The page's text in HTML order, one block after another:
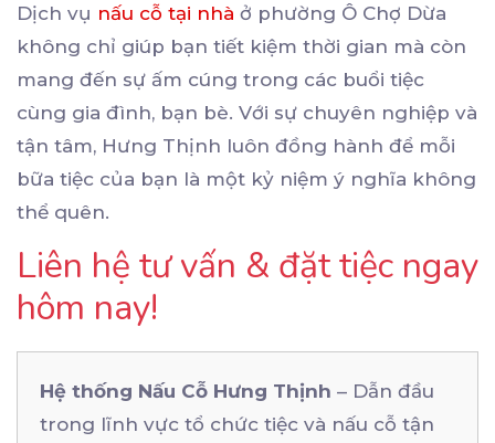
Dịch vụ nấu cỗ tại nhà ở phường Ô Chợ Dừa
không chỉ giúp bạn tiết kiệm thời gian mà còn
mang đến sự ấm cúng trong các buổi tiệc
cùng gia đình, bạn bè. Với sự chuyên nghiệp và
tận tâm, Hưng Thịnh luôn đồng hành để mỗi
bữa tiệc của bạn là một kỷ niệm ý nghĩa không
thể quên.
Liên hệ tư vấn & đặt tiệc ngay
hôm nay!
Hệ thống Nấu Cỗ Hưng Thịnh – Dẫn đầu
trong lĩnh vực tổ chức tiệc và nấu cỗ tận